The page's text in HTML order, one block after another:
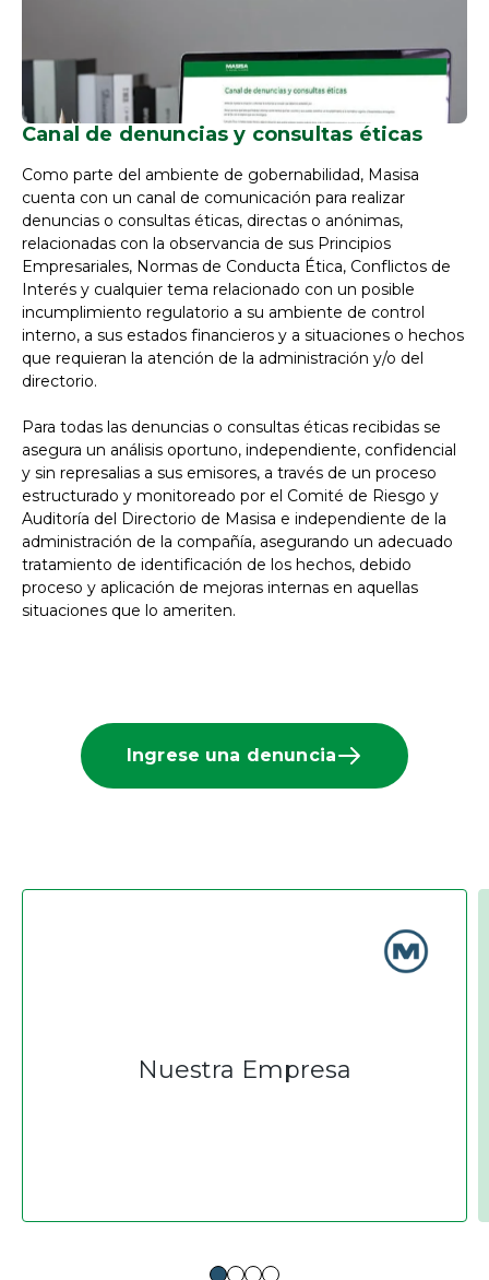
Canal de denuncias y consultas éticas
Como parte del ambiente de gobernabilidad, Masisa
cuenta con un canal de comunicación para realizar
denuncias o consultas éticas, directas o anónimas,
relacionadas con la observancia de sus Principios
Empresariales, Normas de Conducta Ética, Conflictos de
Interés y cualquier tema relacionado con un posible
incumplimiento regulatorio a su ambiente de control
interno, a sus estados financieros y a situaciones o hechos
que requieran la atención de la administración y/o del
directorio.
Para todas las denuncias o consultas éticas recibidas se
asegura un análisis oportuno, independiente, confidencial
y sin represalias a sus emisores, a través de un proceso
estructurado y monitoreado por el Comité de Riesgo y
Auditoría del Directorio de Masisa e independiente de la
administración de la compañía, asegurando un adecuado
tratamiento de identificación de los hechos, debido
proceso y aplicación de mejoras internas en aquellas
situaciones que lo ameriten.
Ingrese una denuncia
Nuestra Empresa